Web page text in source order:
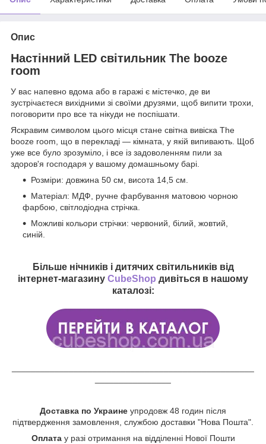
Опис
Настінний LED світильник The booze
room
У вас напевно вдома або в гаражі є містечко, де ви
зустрічаєтеся вихідними зі своїми друзями, щоб випити трохи,
поговорити про все та нікуди не поспішати.
Яскравим символом цього місця стане світна вивіска The
booze room, що в перекладі — кімната, у якій випивають. Щоб
уже все було зрозуміло, і все із задоволенням пили за
здоров'я господаря у вашому домашньому барі.
Розміри: довжина 50 см, висота 14,5 см.
Матеріал: МДФ, ручне фарбування матовою чорною
фарбою, світлодіодна стрічка.
Можливі кольори стрічки: червоний, білий, жовтий,
синій.
Більше нічників і дитячих світильників від
інтернет-магазину CubeShop дивіться в нашому
каталозі:
Доставка по Украине упродовж 48 годин після
підтвердження замовлення, службою доставки "Нова Пошта".
Оплата у разі отримання на відділенні Нової Пошти